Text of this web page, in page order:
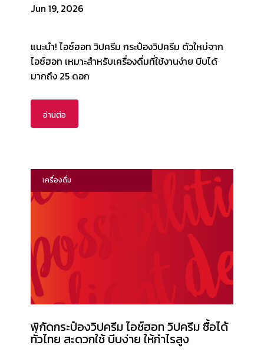
Jun 19, 2026
แนะนำ! ไอซ์ฮอท วิปครีม กระป๋องวิปครีม ตัวใหม่จาก
ไอซ์ฮอท เหมาะสำหรับเครื่องดื่มที่ใช้งานง่าย บีบได้
มากถึง 25 ดอก
อ่านต่อ
เครื่องดื่ม
พิกัดกระป๋องวิปครีม ไอซ์ฮอท วิปครีม ซื้อได้
ทั่วไทย สะดวกใช้ บีบง่าย ให้กำไรสูง